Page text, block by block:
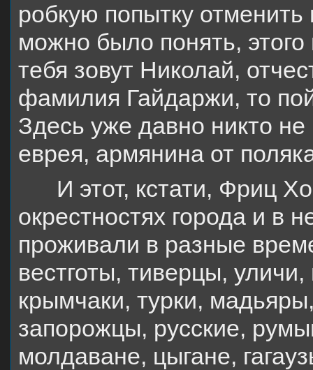
робкую попытку
можно было понять,
тебя зовут Николай,
фамилия Гайдаржи, то
Здесь уже давно никто не
еврея, армянина от
И этот, кстати, Фриц
окрестностях города и в
проживали в разные
вестготы, тиверцы,
крымчаки, турки,
запорожцы, русские,
молдаване, цыгане,